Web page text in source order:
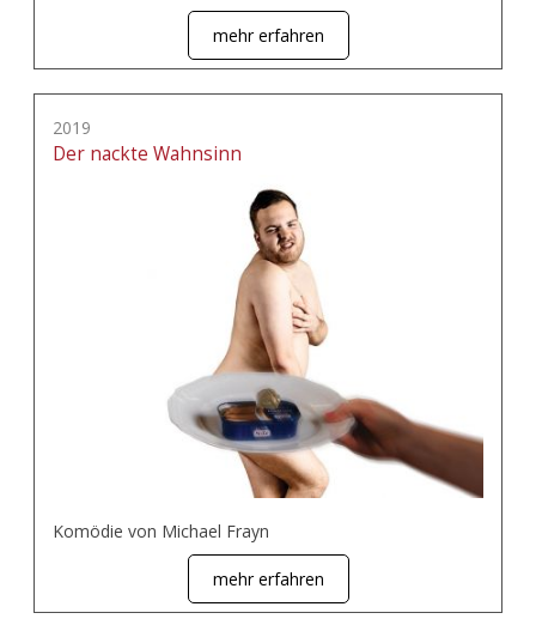
mehr erfahren
2019
Der nackte Wahnsinn
Komödie von Michael Frayn
mehr erfahren